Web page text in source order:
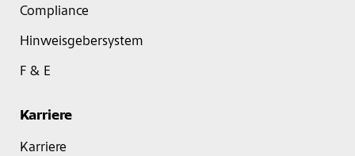
Compliance
Hinweisgebersystem
F & E
Karriere
Karriere